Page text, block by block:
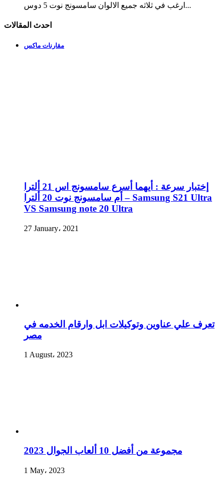
ارغب في ثلاثه جميع الالوان سامسونج نوت 5 دوس...
احدث المقالات
مقارنات ماكس
إختبار سرعة : أيهما أسرع سامسونج اس 21 ألترا
أم سامسونج نوت 20 ألترا – Samsung S21 Ultra
VS Samsung note 20 Ultra
27 January، 2021
تعرف علي عناوين وتوكيلات ابل وارقام الخدمه في
مصر
1 August، 2023
مجموعة من أفضل 10 ألعاب الجوال 2023
1 May، 2023